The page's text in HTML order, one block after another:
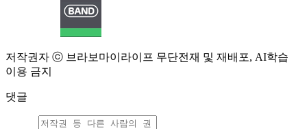
저작권자 ⓒ 브라보마이라이프 무단전재 및 재배포, AI학습
이용 금지
댓글